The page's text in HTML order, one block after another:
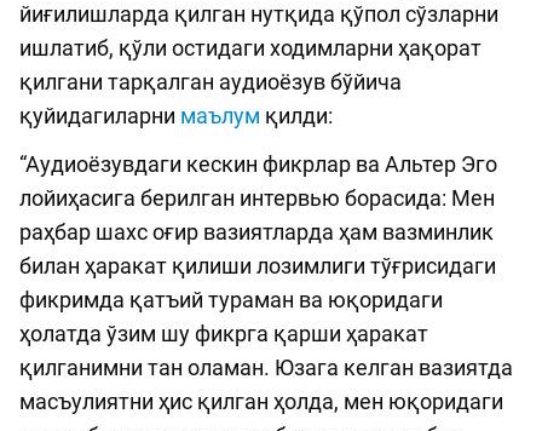
йиғилишларда қилган нутқида қўпол сўзларни
ишлатиб, қўли остидаги ходимларни ҳақорат
қилгани тарқалган аудиоёзув бўйича
қуйидагиларни маълум қилди:
“Аудиоёзувдаги кескин фикрлар ва Альтер Эго
лойиҳасига берилган интервью борасида: Мен
раҳбар шахс оғир вазиятларда ҳам вазминлик
билан ҳаракат қилиши лозимлиги тўғрисидаги
фикримда қатъий тураман ва юқоридаги
ҳолатда ўзим шу фикрга қарши ҳаракат
қилганимни тан оламан. Юзага келган вазиятда
масъулиятни ҳис қилган ҳолда, мен юқоридаги